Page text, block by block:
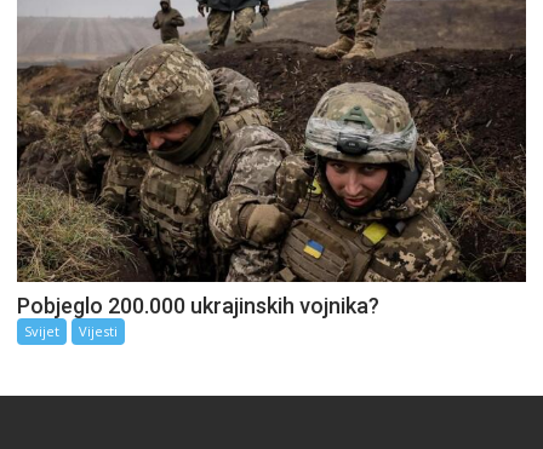
Pobjeglo 200.000 ukrajinskih vojnika?
Svijet Vijesti